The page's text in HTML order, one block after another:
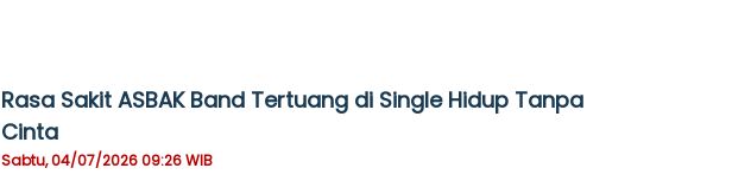
Rasa Sakit ASBAK Band Tertuang di Single Hidup Tanpa
Cinta
Sabtu, 04/07/2026 09:26 WIB